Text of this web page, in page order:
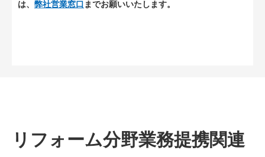
は、 弊社営業窓口 までお願いいたします。
リフォーム分野業務提携関連